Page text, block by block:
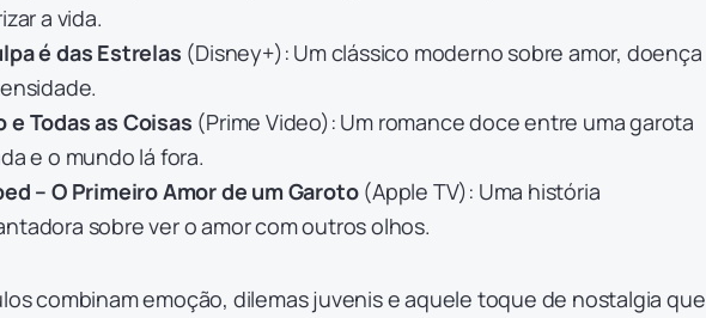
a vida.
é das Estrelas (Disney+): Um clássico moderno sobre amor, doença
e Todas as Coisas (Prime Video): Um romance doce entre uma garota
e o mundo lá fora.
– O Primeiro Amor de um Garoto(Apple TV): Uma história
sobre ver o amor com outros olhos.
combinam emoção, dilemas juvenis e aquele toque de nostalgia que